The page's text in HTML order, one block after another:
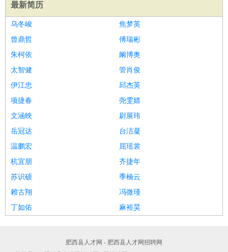
最新简历
乌冬峻
焦梦英
曾鼎哲
傅瑞彬
朱柯依
阚博奥
太智健
管肖俊
伊江忠
邱杰英
项捷春
尧雯婧
文涵映
尉展玮
岳冠达
台洁凝
温鹏宏
屈瑶裳
杭宜朋
齐捷年
苏识硕
季楠云
赖古翔
冯微瑾
丁如佑
麻裕昊
肥西县人才网 - 肥西县人才网招聘网